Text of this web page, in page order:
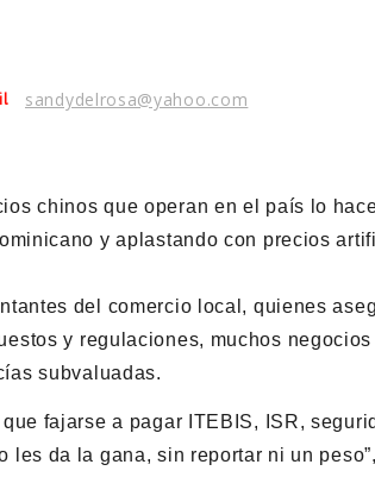
sandydelrosa@yahoo.com
chinos que operan en el país lo
y aplastando con precios
del comercio local, quienes
y regulaciones, muchos
subvaluadas.
fajarse a pagar ITEBIS, ISR,
les da la gana, sin reportar ni un